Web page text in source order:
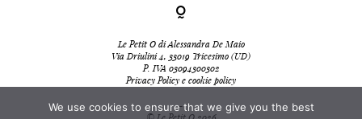
Le Petit O di Alessandra De Maio
Via Driulini 4, 33019 Tricesimo (UD)
P. IVA 03094300302
Privacy Policy e cookie policy
-
We use cookies to ensure that we give you the best